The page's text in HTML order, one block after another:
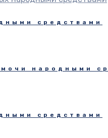
средствами
народными
средствами